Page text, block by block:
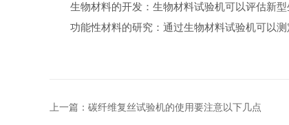
生物材料的开发：生物材料试验机可以评估新型
功能性材料的研究：通过生物材料试验机可以测
上一篇： 碳纤维复丝试验机的使用要注意以下几点